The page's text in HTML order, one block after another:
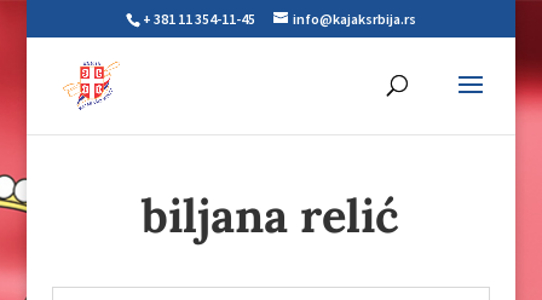
+ 381 11 354-11-45 info@kajaksrbija.rs
biljana relić